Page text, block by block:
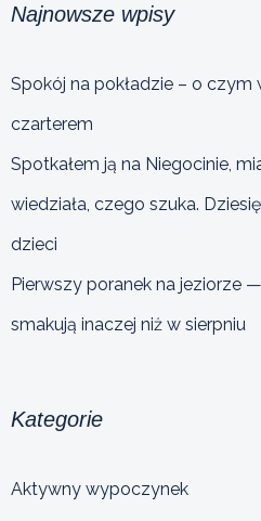
Najnowsze wpisy
Spokój na pokładzie – o
czarterem
Spotkałem ją na Niegocinie,
wiedziała, czego szuka.
dzieci
Pierwszy poranek na jeziorze
smakują inaczej niż w sierpniu
Kategorie
Aktywny wypoczynek